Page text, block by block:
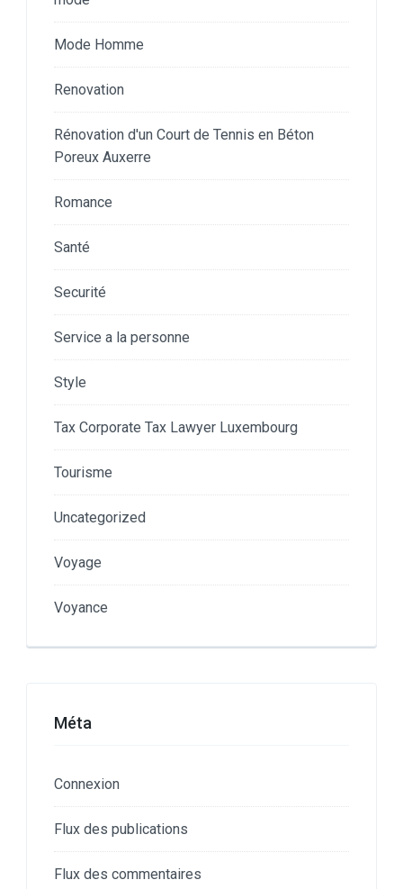
Mode Homme
Renovation
Rénovation d'un Court de Tennis en Béton
Poreux Auxerre
Romance
Santé
Securité
Service a la personne
Style
Tax Corporate Tax Lawyer Luxembourg
Tourisme
Uncategorized
Voyage
Voyance
Méta
Connexion
Flux des publications
Flux des commentaires